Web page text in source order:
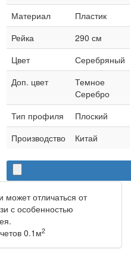
Материал
Пластик
Рейка
290 см
Цвет
Серебряный
Доп. цвет
Темное
Серебро
Тип профиля
Плоский
Производство
Китай
может отличаться от
с особенностью
0.1м2